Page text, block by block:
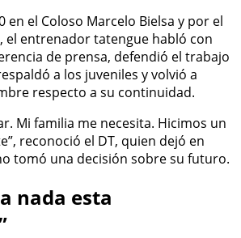
en el Coloso Marcelo Bielsa y por el
el entrenador tatengue habló con
de prensa, defendió el trabajo
a los juveniles y volvió a
respecto a su continuidad.
Mi familia me necesita. Hicimos un
reconoció el DT, quien dejó en
tomó una decisión sobre su futuro.
nada esta